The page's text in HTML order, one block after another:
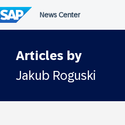
do
treści
Articles by
Jakub Roguski